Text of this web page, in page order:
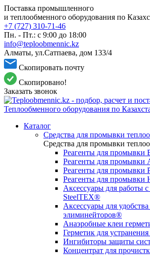
Поставка промышленного
и теплообменного оборудования по
+7 (727) 310-71-46
Пн. - Пт.: с 9:00 до 18:00
info@teploobmennic.kz
Алматы, ул.Сатпаева, дом 133/4
Скопировать почту
Скопировано!
Заказать звонок
Каталог
Средства для промывки
Средства для промывки
Реагенты для промывки
Реагенты для промывки
Реагенты для промывки
Реагенты для промывки
Аксессуары для работы с
SteelTEX®
Аксессуары для
элиминейторов®
Анаэробные клеи
Герметик для устранения
Ингибиторы защиты
Концентрат для